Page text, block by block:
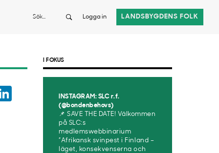
Sök Logga in LANDSBYGDENS FOLK
I FOKUS
INSTAGRAM: SLC r.f.
(@bondenbehovs)
📌 SAVE THE DATE! Välkommen
på SLC:s
medlemswebbinarium
”Afrikansk svinpest i Finland –
läget, konsekvenserna och